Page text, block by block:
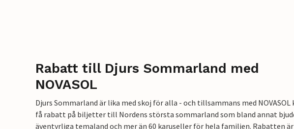
Rabatt till Djurs Sommarland med
NOVASOL
Djurs Sommarland är lika med skoj för alla - och tillsammans med NOVASOL
få rabatt på biljetter till Nordens största sommarland som bland annat
äventyrliga temaland och mer än 60 karuseller för hela familjen. Rabatten